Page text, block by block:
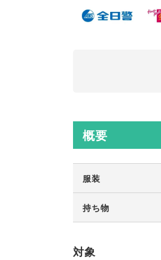
概要
服装
持ち物
対象